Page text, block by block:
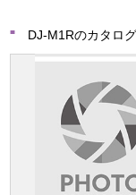
DJ-M1Rのカタログ